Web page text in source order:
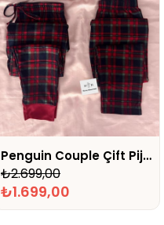
Penguin Couple Çift Pijaması
₺1.699,00
₺2.699,00